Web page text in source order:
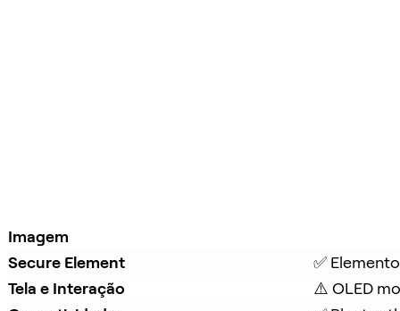
Imagem
Secure Element
✅
Tela e Interação
⚠️ OLED